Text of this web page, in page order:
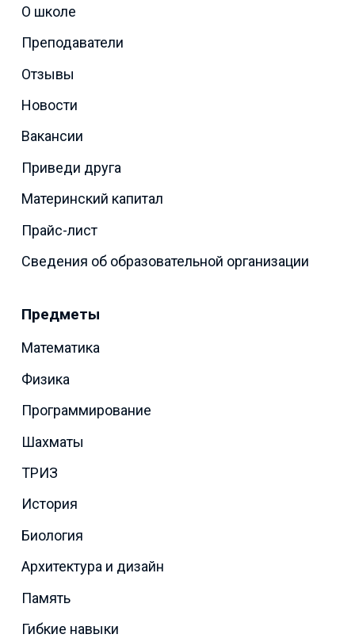
О школе
Преподаватели
Отзывы
Новости
Вакансии
Приведи друга
Материнский капитал
Прайс-лист
Сведения об образовательной организации
Предметы
Математика
Физика
Программирование
Шахматы
ТРИЗ
История
Биология
Архитектура и дизайн
Память
Гибкие навыки